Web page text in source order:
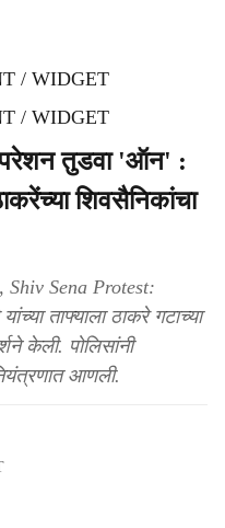
/ WIDGET
/ WIDGET
तुडवा 'ऑन' :
शिवसैनिकांचा
Shiv Sena Protest:
ताफ्याला ठाकरे गटाच्या
केली. पोलिसांनी
आणली.